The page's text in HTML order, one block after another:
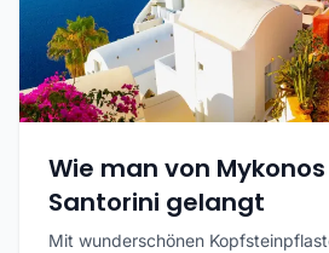
Wie man von
Santorini gelangt
Mit wunderschönen